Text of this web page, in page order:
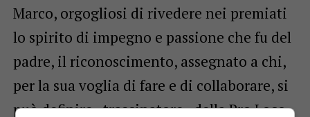
Marco, orgogliosi di rivedere nei premiati
lo spirito di impegno e passione che fu del
padre, il riconoscimento, assegnato a chi,
per la sua voglia di fare e di collaborare, si
può definire «trascinatore» della Pro Loco